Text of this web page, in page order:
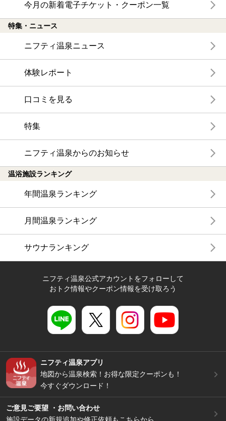
今月の新着電子チケット・クーポン一覧
特集・ニュース
ニフティ温泉ニュース
体験レポート
口コミを見る
特集
ニフティ温泉からのお知らせ
温浴施設ランキング
年間温泉ランキング
月間温泉ランキング
サウナランキング
ニフティ温泉公式アカウントをフォローして
おトク情報やクーポン情報を受け取ろう
ニフティ温泉アプリ
地図から温泉検索！お得な限定クーポンも！
今すぐダウンロード！
ご意見ご要望 ・お問い合わせ